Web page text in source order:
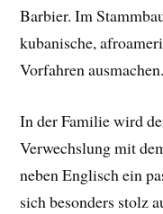
Barbier. Im
kubanische,
Vorfahren ausmachen.
In der Familie wird
Verwechslung mit
neben Englisch ein
sich besonders stolz